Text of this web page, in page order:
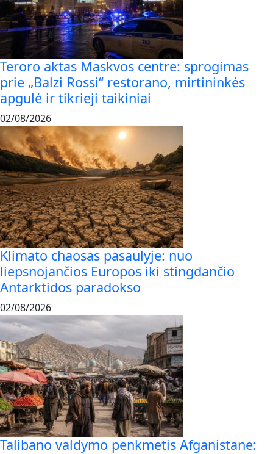
Teroro aktas Maskvos centre: sprogimas
prie „Balzi Rossi“ restorano, mirtininkės
apgulė ir tikrieji taikiniai
02/08/2026
Klimato chaosas pasaulyje: nuo
liepsnojančios Europos iki stingdančio
Antarktidos paradokso
02/08/2026
Talibano valdymo penkmetis Afganistane: